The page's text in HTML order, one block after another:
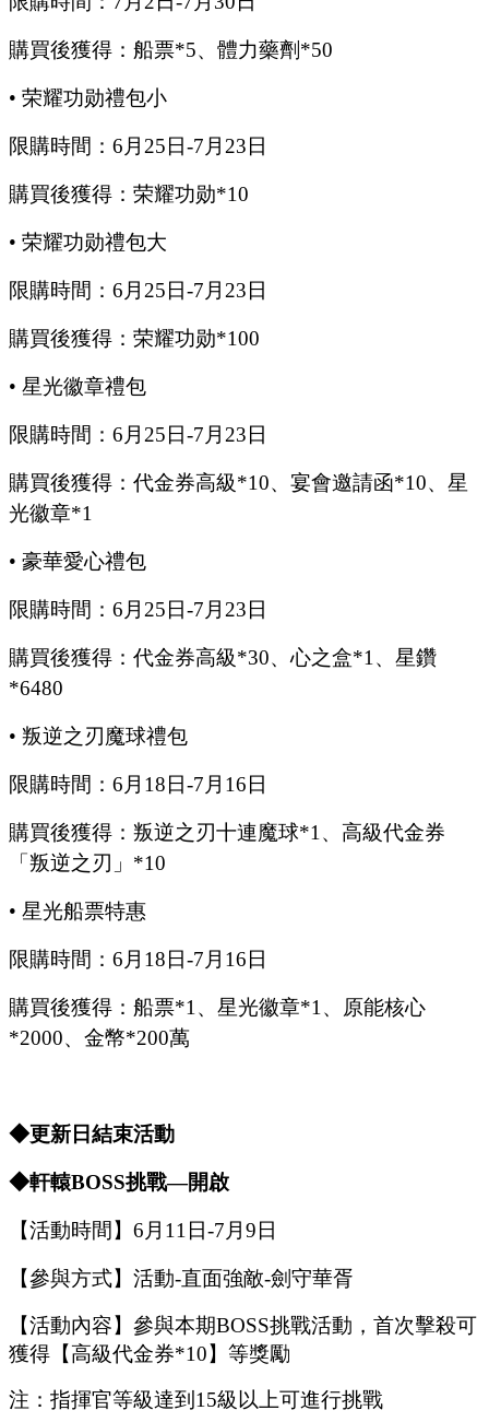
購買後獲得：船票*5、體力藥劑*50
• 荣耀功勋禮包小
限購時間： 6月 25 日-7月 23 日
購買後獲得：荣耀功勋*10
• 荣耀功勋禮包大
限購時間： 6月 25 日-7月 23 日
購買後獲得：荣耀功勋*100
• 星光徽章禮包
限購時間： 6月 25 日-7月 23 日
購買後獲得：代金券高級*10、宴會邀請函*10、星
光徽章*1
• 豪華愛心禮包
限購時間： 6月 25 日-7月 23 日
購買後獲得：代金券高級*30、心之盒*1、星鑽
*6480
• 叛逆之刃魔球禮包
限購時間： 6月 18 日-7月 16 日
購買後獲得：叛逆之刃十連魔球*1、 高級代金券
「叛逆之刃」 *10
• 星光船票特惠
限購時間： 6月 18 日-7月 16 日
購買後獲得：船票*1、星光徽章*1、原能核心
*2000、金幣*200萬
◆更新日結束活動
◆軒轅BOSS挑戰—開啟
【活動時間】 6月 11 日-7月 9 日
【參與方式】 活動-直面強敵-劍守華胥
【活動內容】參與本期BOSS挑戰活動，首次擊殺可
獲得【高級代金券*10】等獎勵
注：指揮官等級達到 15級以上可進行挑戰